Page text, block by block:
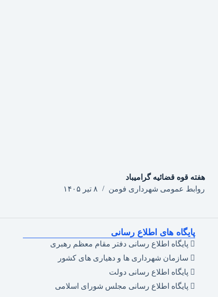
هفته قوه قضائیه گرامیباد
روابط عمومی شهرداری فومن
۸ تیر ۱۴۰۵
پایگاه های اطلاع رسانی
پایگاه اطلاع رسانی دفتر مقام معظم رهبری
سازمان شهرداری ها و دهیاری های کشور
پایگاه اطلاع رسانی دولت
پایگاه اطلاع رسانی مجلس شورای اسلامی